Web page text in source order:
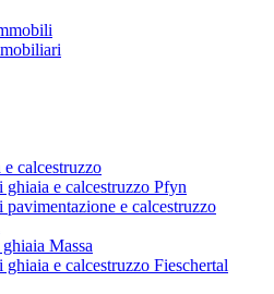
calcestruzzo
ghiaia e calcestruzzo Pfyn
pavimentazione e calcestruzzo
Massa
e calcestruzzo Fieschertal